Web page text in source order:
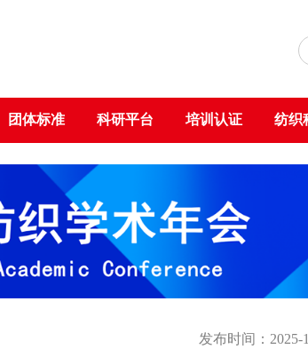
团体标准 科研平台 培训认证 纺织
发布时间：2025-